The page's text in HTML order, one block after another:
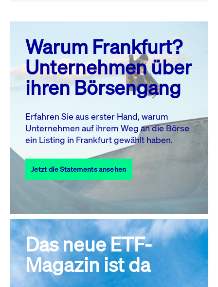
August 26
MO. DI. MI. DO. FR. SA. SO.
1
2
3
4 5 6 7 8
10 11 13 14
17
18 19 20 21 22
23
27 28
31
Alle Events
Warum Frankfurt?
Unternehmen über
ihren Börsengang
Erfahren Sie aus erster Hand, warum
Unternehmen auf ihrem Weg an die Börse
ein Listing in Frankfurt gewählt haben.
Jetzt die Statements ansehen
Das neue ETF-
Magazin ist da